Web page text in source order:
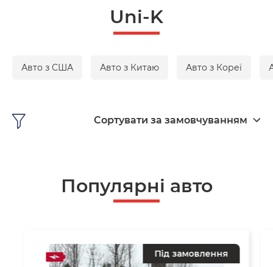
Uni-K
Авто з США Авто з Китаю Авто з Кореї
Сортувати за замовчуванням
Популярні авто
Під замовлення